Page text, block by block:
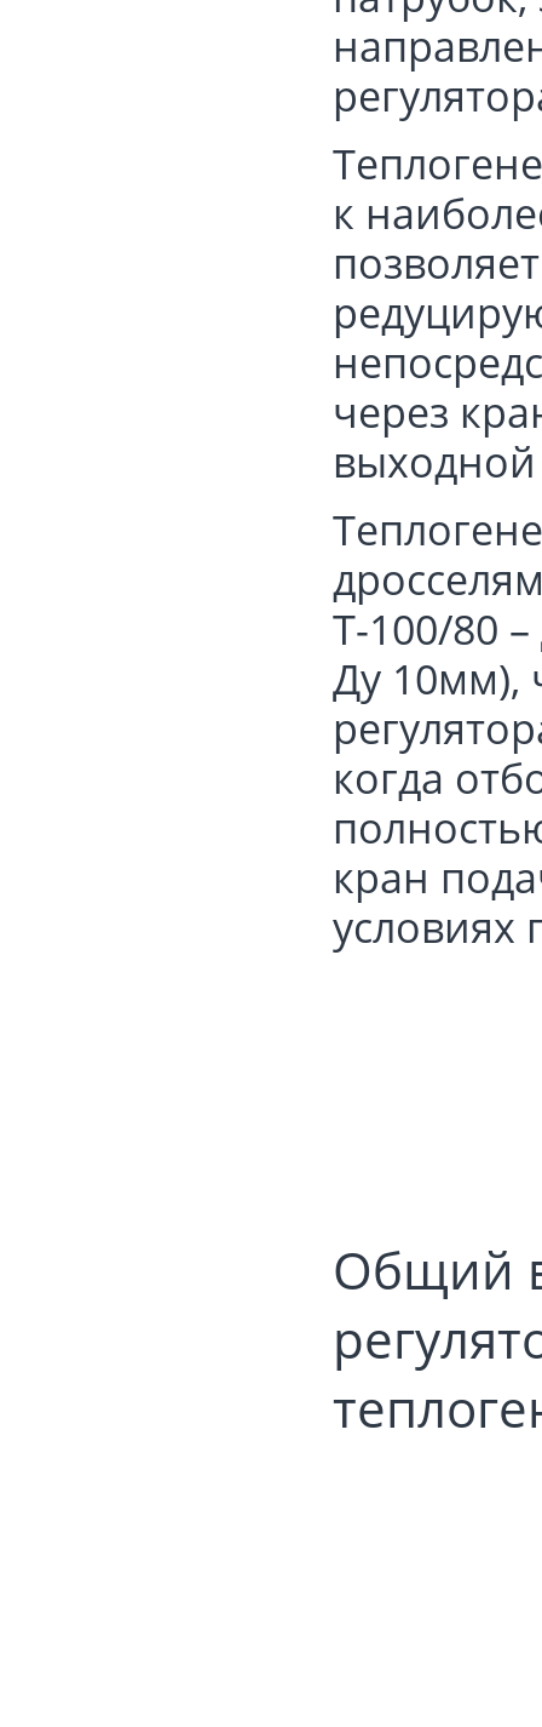
к
через
Т-100/80
Ду 10мм),
когда
кран
условиях
Общий